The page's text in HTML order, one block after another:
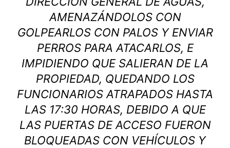
AMENAZÁNDOLOS CON
GOLPEARLOS CON PALOS Y ENVIAR
PERROS PARA ATACARLOS, E
IMPIDIENDO QUE SALIERAN DE LA
PROPIEDAD, QUEDANDO LOS
FUNCIONARIOS ATRAPADOS HASTA
LAS 17:30 HORAS, DEBIDO A QUE
LAS PUERTAS DE ACCESO FUERON
BLOQUEADAS CON VEHÍCULOS Y